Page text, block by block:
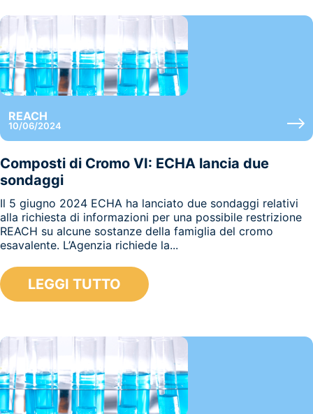
REACH
10/06/2024
Composti di Cromo VI: ECHA lancia due
sondaggi
Il 5 giugno 2024 ECHA ha lanciato due sondaggi relativi
alla richiesta di informazioni per una possibile restrizione
REACH su alcune sostanze della famiglia del cromo
esavalente. L’Agenzia richiede la...
LEGGI TUTTO